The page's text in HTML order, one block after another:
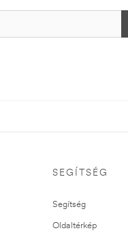
SEGÍTSÉG
Segítség
Oldaltérkép